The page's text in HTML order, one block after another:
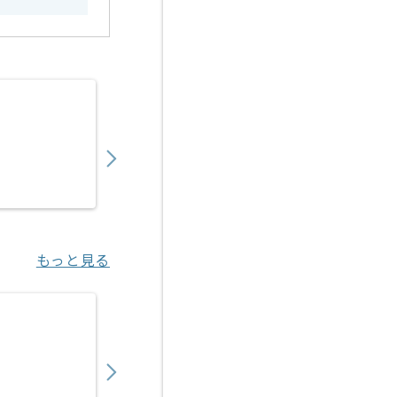
もっと見る